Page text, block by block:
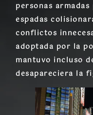
personas
espadas
conflictos
adoptada por la
mantuvo incluso
desapareciera la